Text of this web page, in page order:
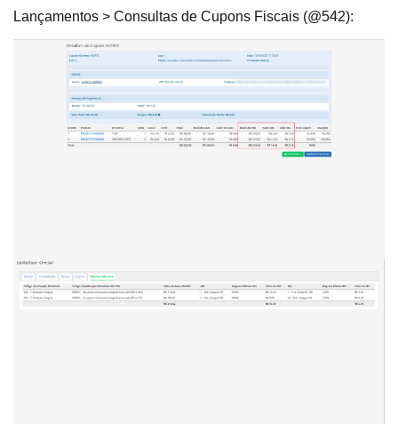
Lançamentos > Consultas de Cupons Fiscais (@542):